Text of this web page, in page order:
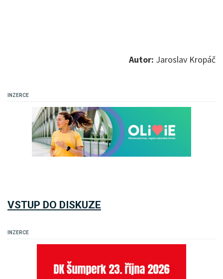
Autor: Jaroslav Kropáč
INZERCE
VSTUP DO DISKUZE
INZERCE